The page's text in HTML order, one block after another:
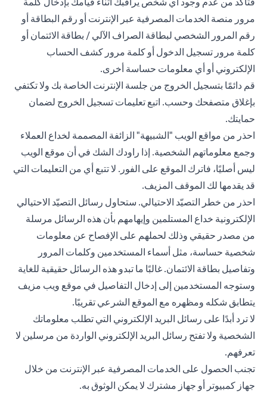
مرور منصة الخدمات المصرفية عبر الإنترنت أو رقم البطاقة أو
رقم المرور الشخصي لبطاقة الصراف الآلي / بطاقة الائتمان أو
كلمة مرور تسجيل الدخول أو كلمة مرور كشف الحساب
الإلكتروني أو أي معلومات حساسة أخرى.
قم دائمًا بتسجيل الخروج من جلسة الإنترنت الخاصة بك ولا تكتفي
بإغلاق متصفحك وحسب. اتبع تعليمات تسجيل الخروج لضمان
حمايتك.
احذر من مواقع الويب "الشبيهة" الزائفة المصممة لخداع العملاء
وجمع معلوماتهم الشخصية. إذا راودك الشك في أن موقع الويب
ليس أصليًا، فاترك الموقع على الفور. لا تتبع أي من التعليمات التي
قد يقدمها لك الموقف المزيف.
احذر من خطر التصيّد الاحتيالي. ستحاول رسائل التصيّد الاحتيالي
الإلكترونية خداع المستلمين وإيهامهم بأن هذه الرسائل مرسلة
من مصدر حقيقي وذلك لحملهم على الإفصاح عن معلومات
شخصية حساسة، مثل أسماء المستخدمين وكلمات المرور
وتفاصيل بطاقة الائتمان. غالبًا ما تبدو هذه الرسائل حقيقية للغاية
وستوجه المستخدمين إلى إدخال التفاصيل في موقع ويب مزيف
يتطابق شكله ومظهره مع الموقع الشرعي تقريبًا.
لا ترد أبدًا على رسائل البريد الإلكتروني التي تطلب معلوماتك
الشخصية ولا تفتح رسائل البريد الإلكتروني الواردة من مرسلين لا
تعرفهم.
تجنب الحصول على الخدمات المصرفية عبر الإنترنت من خلال
جهاز كمبيوتر أو جهاز مشترك لا يمكن الوثوق به.